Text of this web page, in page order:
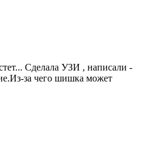
Сделала УЗИ , написали -
за чего шишка может